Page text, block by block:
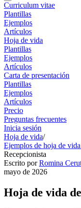
Curriculum vitae
Plantillas
Ejemplos
Artículos
Hoja de vida
Plantillas
Ejemplos
Artículos
Carta de presentación
Plantillas
Ejemplos
Artículos
Precio
Preguntas frecuentes
Inicia sesión
Hoja de vida/
Ejemplos de hoja de
Recepcionista
Escrito porRomina
mayo de 2026
Hoja de vida